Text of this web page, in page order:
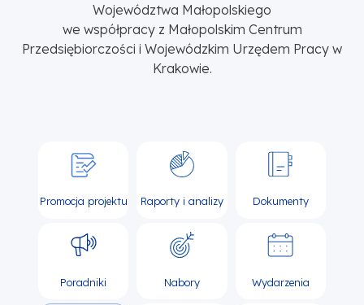
Województwa Małopolskiego
we współpracy z Małopolskim Centrum
Przedsiębiorczości i Wojewódzkim Urzędem Pracy w
Krakowie.
Promocja projektu Raporty i analizy Dokumenty
Poradniki Nabory Wydarzenia